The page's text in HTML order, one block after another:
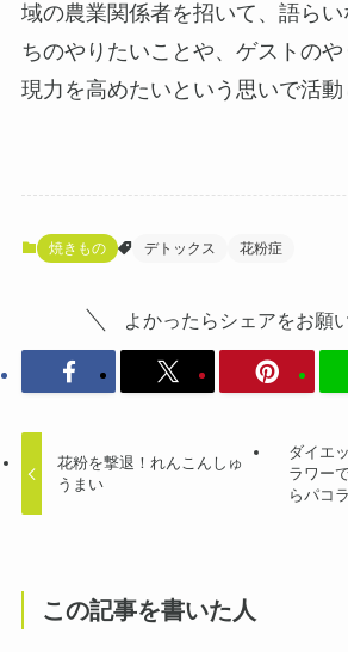
域の農業関係者を招いて、語ら
ちのやりたいことや、ゲストの
現力を高めたいという思いで活動
焼きもの デトックス 花粉症
よかったらシェアをお願
花粉を撃退！れんこんしゅ
うまい
ダイエ
ラワー
らパコラ
この記事を書いた人